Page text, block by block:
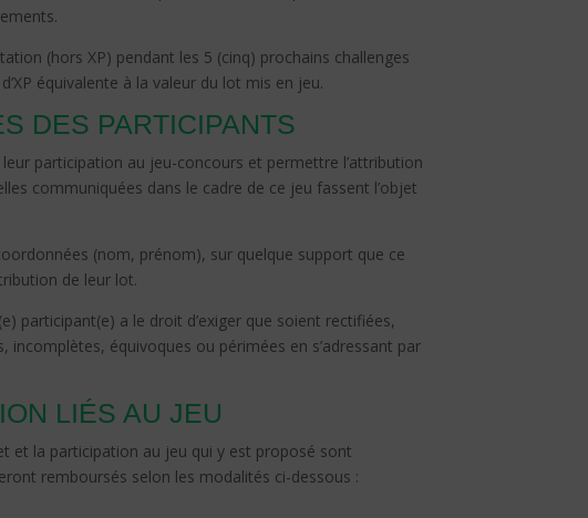
(hors XP) pendant les 5 (cinq) prochains challenges
équivalente à la valeur du lot mis en jeu.
DES PARTICIPANTS
participation au jeu-concours et permettre l’attribution
communiquées dans le cadre de ce jeu fassent l’objet
(nom, prénom), sur quelque support que ce
de leur lot.
participant(e) a le droit d’exiger que soient rectifiées,
équivoques ou périmées en s’adressant par
LIÉS AU JEU
et la participation au jeu qui y est proposé sont
remboursés selon les modalités ci-dessous :